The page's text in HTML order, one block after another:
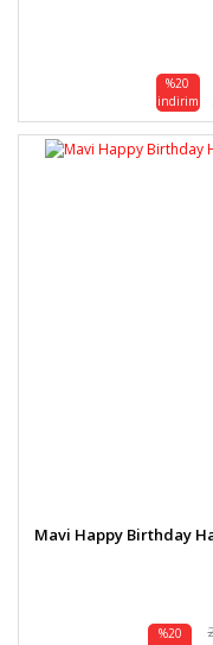
%20
indirim
Mavi Happy Birthday
%20